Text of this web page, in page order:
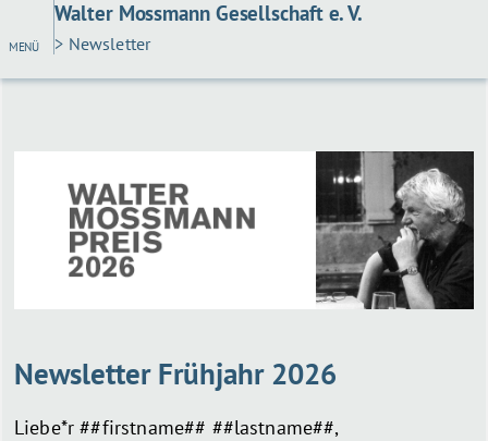
MENÜ
Walter Mossmann Gesellschaft e. V.
> Newsletter
Newsletter Frühjahr 2026
Liebe*r ##firstname## ##lastname##,